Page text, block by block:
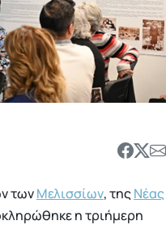
τωνΜελισσίων, τηςΝέας
η τριήμερη